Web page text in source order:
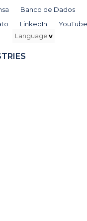
Banco de Dados
LinkedIn YouTube